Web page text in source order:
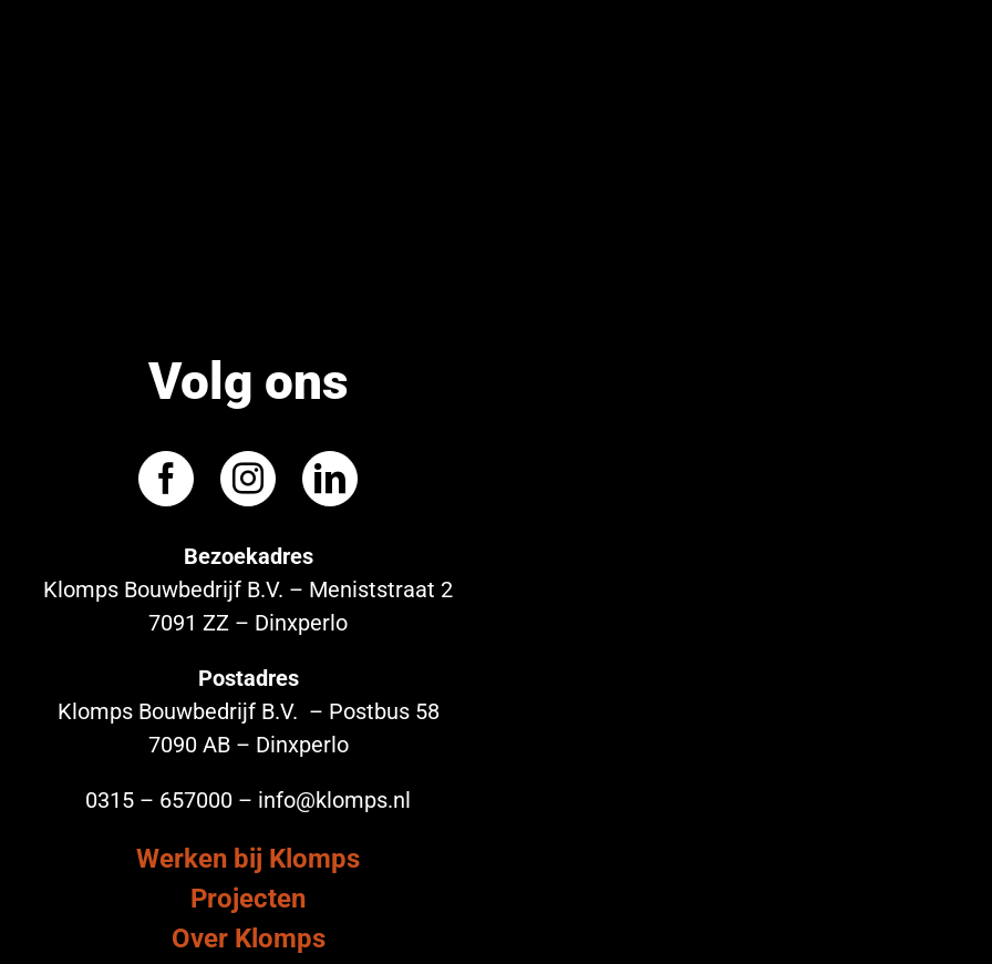
Volg ons
Bezoekadres
Klomps Bouwbedrijf B.V. – Meniststraat 2
7091 ZZ – Dinxperlo
Postadres
Klomps Bouwbedrijf B.V. – Postbus 58
7090 AB – Dinxperlo
0315 – 657000 – info@klomps.nl
Werken bij Klomps
Projecten
Over Klomps